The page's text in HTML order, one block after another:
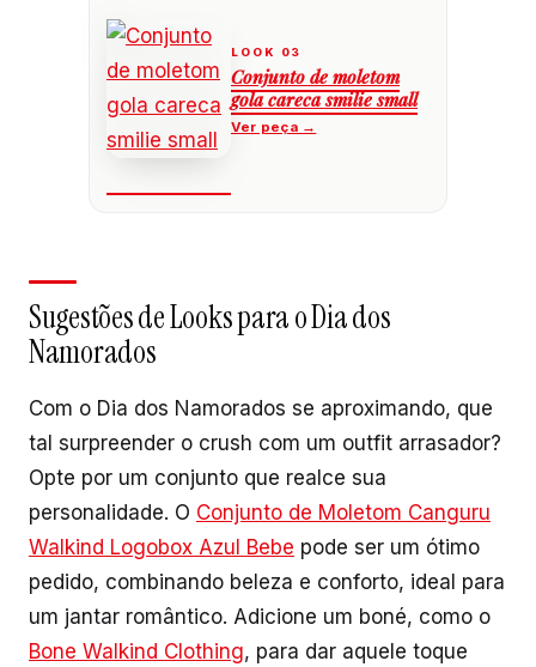
Conjunto de moletom
gola careca smilie small
Sugestões de Looks para o Dia dos
Namorados
Com o Dia dos Namorados se aproximando, que
tal surpreender o crush com um outfit arrasador?
Opte por um conjunto que realce sua
personalidade. O Conjunto de Moletom Canguru
Walkind Logobox Azul Bebe pode ser um ótimo
pedido, combinando beleza e conforto, ideal para
um jantar romântico. Adicione um boné, como o
Bone Walkind Clothing, para dar aquele toque